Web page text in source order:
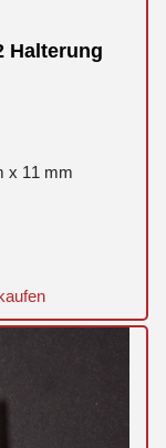
Halterung
x 11 mm